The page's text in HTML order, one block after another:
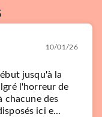
10/01/26
jusqu'à la
l'horreur de
chacune des
ici e...